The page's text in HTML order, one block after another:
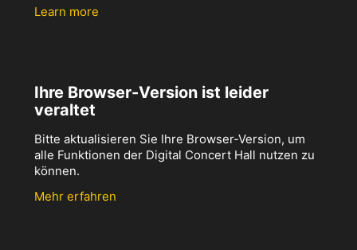
Learn more
Ihre Browser-Version ist leider
veraltet
Bitte aktualisieren Sie Ihre Browser-Version, um
alle Funktionen der Digital Concert Hall nutzen zu
können.
Mehr erfahren